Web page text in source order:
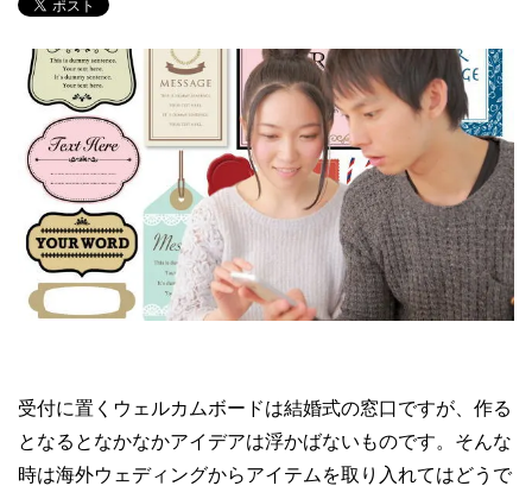
受付に置くウェルカムボードは結婚式の窓口ですが、作る
となるとなかなかアイデアは浮かばないものです。そんな
時は海外ウェディングからアイテムを取り入れてはどうで